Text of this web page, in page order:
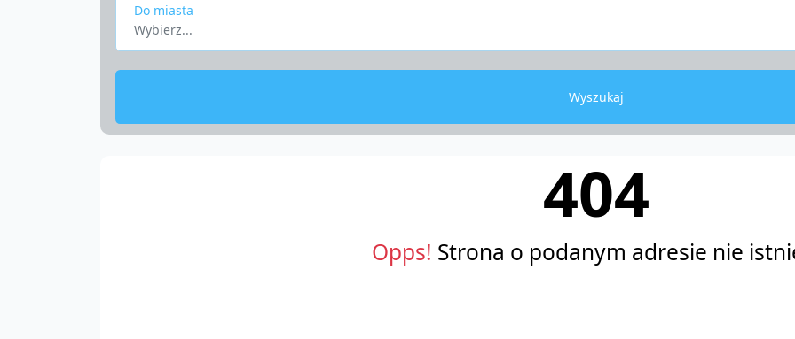
Do miasta
Wybierz...
Wyszukaj
404
Opps! Strona o podanym adresie nie